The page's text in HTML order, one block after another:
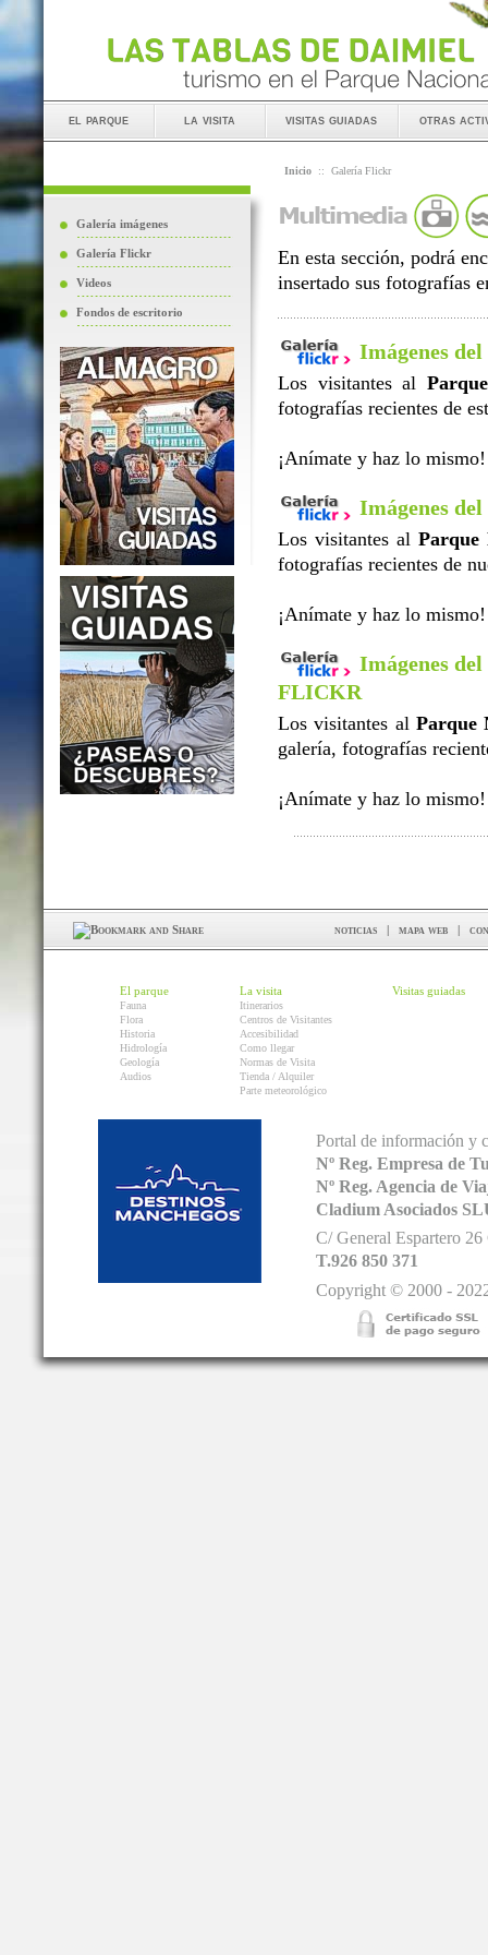
el parque la visita visitas guiadas otras
Galería imágenes
Galería Flickr
Videos
Fondos de escritorio
Inicio :: Galería Flickr
En esta sección, podrá
insertado sus fotografías
Imágenes del
Los visitantes al
fotografías recientes de
¡Anímate y haz lo mismo!
Imágenes del
Los visitantes al Parque
fotografías recientes de
¡Anímate y haz lo mismo!
Imágenes
FLICKR
Los visitantes al Parque
galería, fotografías
¡Anímate y haz lo mismo!
noticias | mapa web |
El parque
Fauna
Flora
Historia
Hidrología
Geología
Audios
La visita
Itinerarios
Centros de Visitantes
Accesibilidad
Como llegar
Normas de Visita
Tienda / Alquiler
Parte meteorológico
Visitas guiadas
Portal de información y
Nº Reg. Empresa de
Nº Reg. Agencia de
Cladium Asociados
C/ General Espartero
T.926 850 371
Copyright © 2000 -